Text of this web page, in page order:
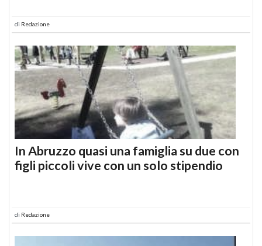
di Redazione
In Abruzzo quasi una famiglia su due con
figli piccoli vive con un solo stipendio
di Redazione